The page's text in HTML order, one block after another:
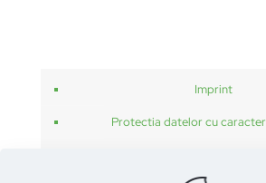
Imprint
Protectia datelor cu